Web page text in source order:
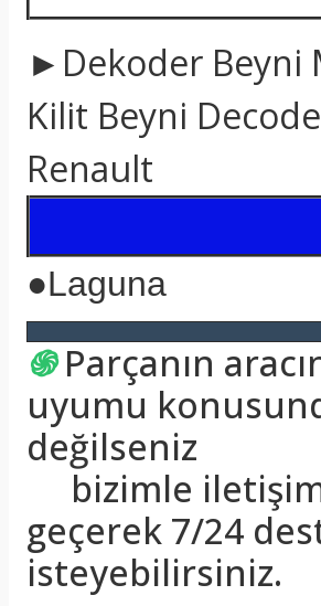
►Dekoder Beyni
Kilit Beyni
Renault
●Laguna
֍ Parçanın
uyumu
değilseniz
bizimle
geçerek 7/24
isteyebilirsiniz.